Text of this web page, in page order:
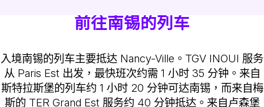
前往南锡的列车
入境南锡的列车主要抵达 Nancy-Ville。TGV INOUI 服务
从 Paris Est 出发，最快班次约需 1 小时 35 分钟。来自
斯特拉斯堡的列车约 1 小时 20 分钟可达南锡，而来自梅
斯的 TER Grand Est 服务约 40 分钟抵达。来自卢森堡